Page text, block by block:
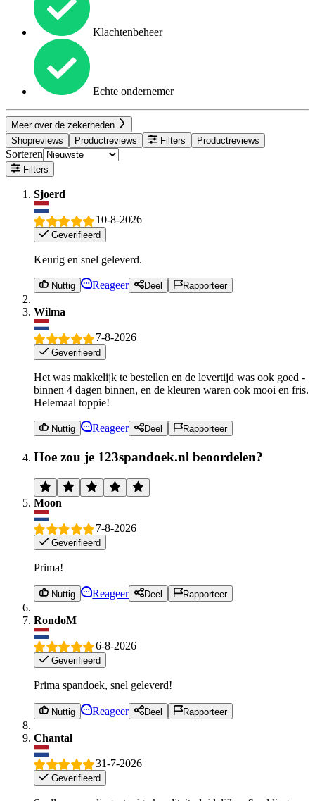
Klachtenbeheer
Echte ondernemer
Meer over de zekerheden
Shopreviews
Productreviews Filters Productreviews
Sorteren
Filters
Sjoerd
10-8-2026
Geverifieerd
Keurig en snel geleverd.
Nuttig Reageer Deel Rapporteer
Wilma
7-8-2026
Geverifieerd
Het was makkelijk te bestellen en de levertijd was ook goed -
binnen 4 dagen binnen, en de kleuren waren ook mooi en fris.
Helemaal toppie!
Nuttig Reageer Deel Rapporteer
Hoe zou je 123spandoek.nl beoordelen?
Moon
7-8-2026
Geverifieerd
Prima!
Nuttig Reageer Deel Rapporteer
RondoM
6-8-2026
Geverifieerd
Prima spandoek, snel geleverd!
Nuttig Reageer Deel Rapporteer
Chantal
31-7-2026
Geverifieerd